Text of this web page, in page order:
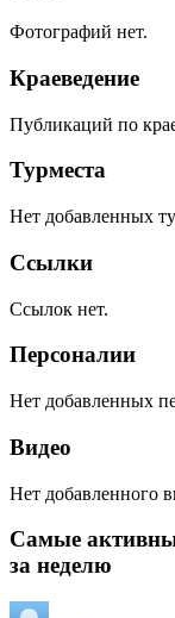
Фотографий нет.
Краеведение
Публикаций по
Турместа
Нет добавленных
Ссылки
Ссылок нет.
Персоналии
Нет добавленных
Видео
Нет добавленного
Самые
за неделю